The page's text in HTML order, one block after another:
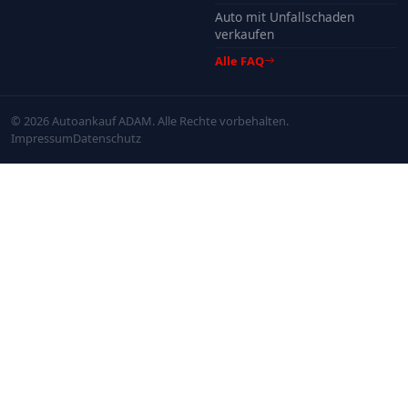
Auto mit Unfallschaden
verkaufen
Alle FAQ
© 2026 Autoankauf ADAM. Alle Rechte vorbehalten.
ImpressumDatenschutz